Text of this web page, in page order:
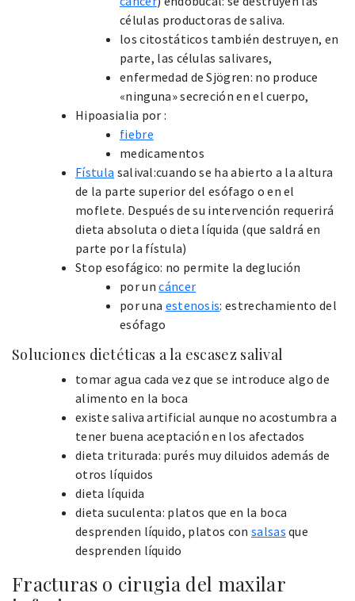
células productoras de saliva.
los citostáticos también destruyen, en
parte, las células salivares,
enfermedad de Sjögren: no produce
«ninguna» secreción en el cuerpo,
Hipoasialia por :
fiebre
medicamentos
Fístula salival:cuando se ha abierto a la altura
de la parte superior del esófago o en el
moflete. Después de su intervención requerirá
dieta absoluta o dieta líquida (que saldrá en
parte por la fístula)
Stop esofágico: no permite la deglución
por uncáncer
por una estenosis: estrechamiento del
esófago
Soluciones dietéticas a la escasez salival
tomar agua cada vez que se introduce algo de
alimento en la boca
existe saliva artificial aunque no acostumbra a
tener buena aceptación en los afectados
dieta triturada: purés muy diluidos además de
otros líquidos
dieta líquida
dieta suculenta: platos que en la boca
desprenden líquido, platos con salsas que
desprenden líquido
Fracturas o cirugia del maxilar